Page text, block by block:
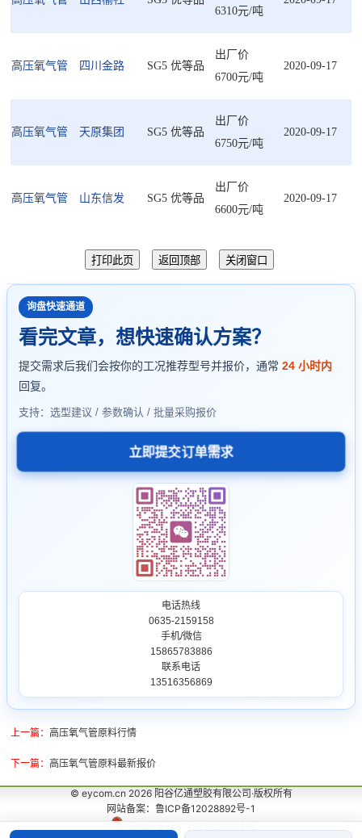
6310元/吨
高压氧气管 四川金路 SG5 优等品
出厂价
6700元/吨
2020-09-17
高压氧气管 天原集团 SG5 优等品
出厂价
6750元/吨
2020-09-17
高压氧气管 山东信发 SG5 优等品
出厂价
6600元/吨
2020-09-17
询盘快速通道
看完文章，想快速确认方案？
提交需求后我们会按你的工况推荐型号并报价，通常 24 小时内
回复。
支持：选型建议 / 参数确认 / 批量采购报价
立即提交订单需求
电话热线
0635-2159158
手机/微信
15865783886
联系电话
13516356869
上一篇： 高压氧气管原料行情
下一篇： 高压氧气管原料最新报价
© eycom.cn 2026 阳谷亿通塑胶有限公司·版权所有
网站备案：鲁ICP备12028892号-1
鲁公网安备37152102000159